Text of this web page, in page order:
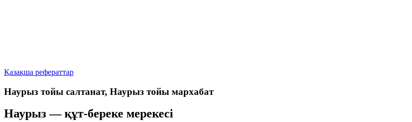
Қазақша рефераттар
Наурыз тойы салтанат, Наурыз тойы мархабат
Наурыз — құт-береке мерекесі